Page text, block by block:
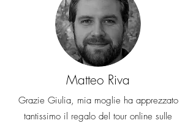
Matteo Riva
Grazie Giulia, mia moglie ha apprezzato
tantissimo il regalo del tour online sulle